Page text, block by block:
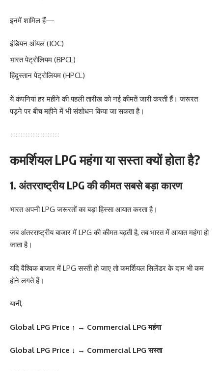
इनमें शामिल हैं—
इंडियन ऑयल (IOC)
भारत पेट्रोलियम (BPCL)
हिंदुस्तान पेट्रोलियम (HPCL)
ये कंपनियां हर महीने की पहली तारीख को नई कीमतें जारी करती हैं। जरूरत
पड़ने पर बीच महीने में भी संशोधन किया जा सकता है।
कमर्शियल LPG महंगा या सस्ता क्यों होता है?
1. अंतरराष्ट्रीय LPG की कीमत सबसे बड़ा कारण
भारत अपनी LPG जरूरतों का बड़ा हिस्सा आयात करता है।
जब अंतरराष्ट्रीय बाजार में LPG की कीमत बढ़ती है, तब भारत में आयात महंगा हो
जाता है।
यदि वैश्विक बाजार में LPG सस्ती हो जाए तो कमर्शियल सिलेंडर के दाम भी कम
होने लगते हैं।
यानी,
Global LPG Price ↑ → Commercial LPG महंगा
Global LPG Price ↓ → Commercial LPG सस्ता